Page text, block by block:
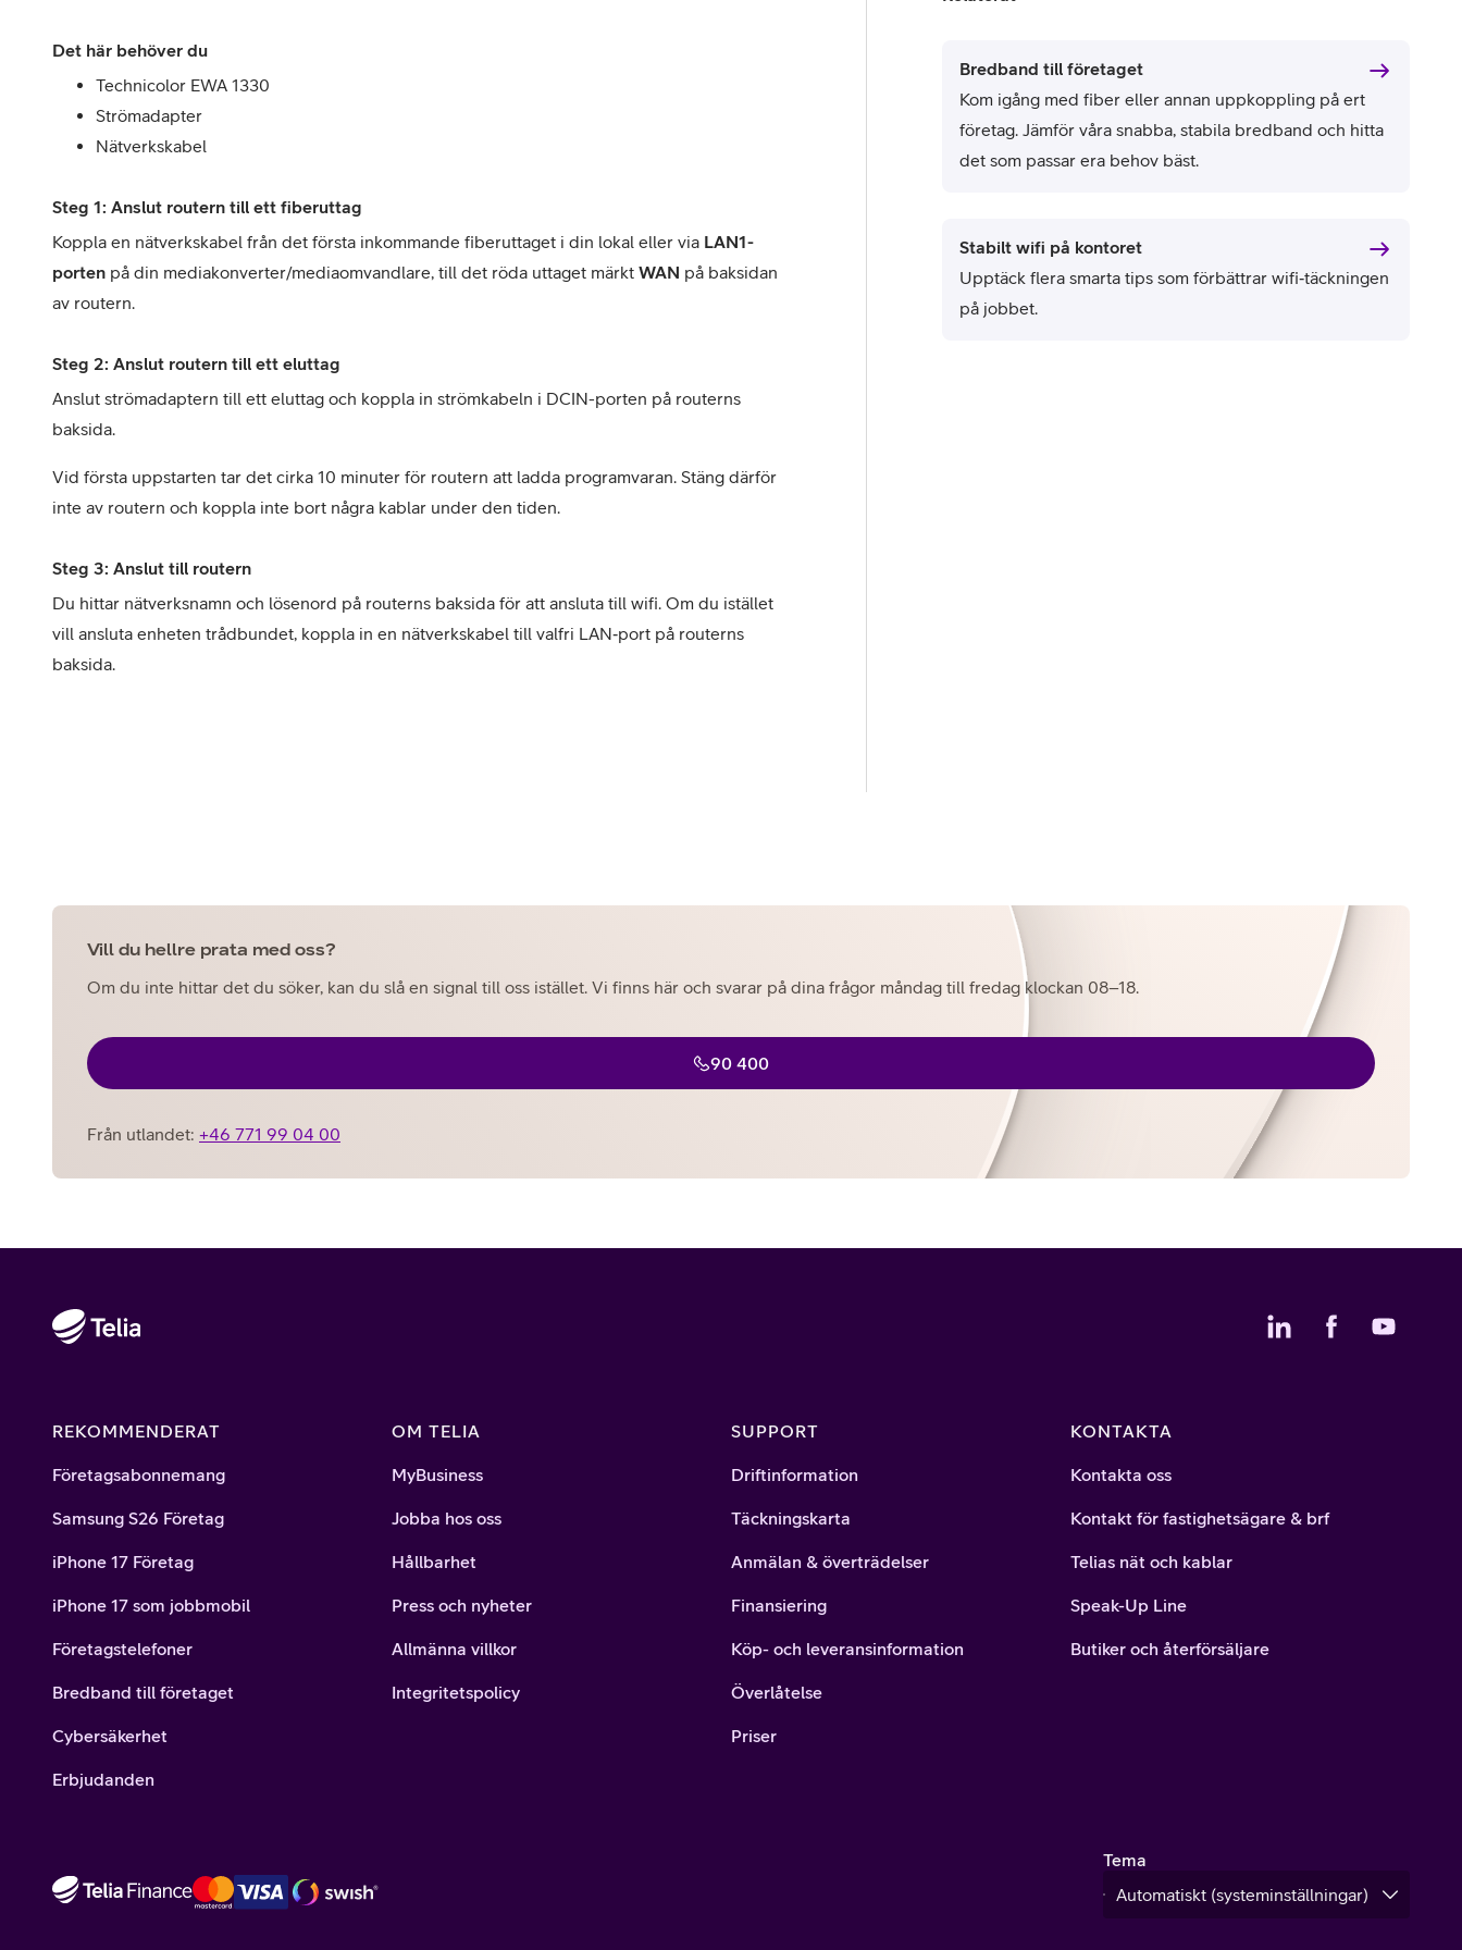
Det här behöver du
Technicolor EWA 1330
Strömadapter
Nätverkskabel
Steg 1: Anslut routern till ett fiberuttag
Koppla en nätverkskabel från det första inkommande fiberuttaget i din lokal eller via LAN1-
porten på din mediakonverter/mediaomvandlare, till det röda uttaget märkt WAN på baksidan
av routern.
Steg 2: Anslut routern till ett eluttag
Anslut strömadaptern till ett eluttag och koppla in strömkabeln i DCIN-porten på routerns
baksida.
Vid första uppstarten tar det cirka 10 minuter för routern att ladda programvaran. Stäng därför
inte av routern och koppla inte bort några kablar under den tiden.
Steg 3: Anslut till routern
Du hittar nätverksnamn och lösenord på routerns baksida för att ansluta till wifi. Om du istället
vill ansluta enheten trådbundet, koppla in en nätverkskabel till valfri LAN‑port på routerns
baksida.
Bredband till företaget
Kom igång med fiber eller annan uppkoppling på ert
företag. Jämför våra snabba, stabila bredband och hitta
det som passar era behov bäst.
Stabilt wifi på kontoret
Upptäck flera smarta tips som förbättrar wifi‑täckningen
på jobbet.
Vill du hellre prata med oss?
Om du inte hittar det du söker, kan du slå en signal till oss istället. Vi finns här och svarar på dina frågor måndag till fredag klockan 08–18.
90 400
Från utlandet: +46 771 99 04 00
REKOMMENDERAT
Företagsabonnemang
Samsung S26 Företag
iPhone 17 Företag
iPhone 17 som jobbmobil
Företagstelefoner
Bredband till företaget
Cybersäkerhet
Erbjudanden
OM TELIA
MyBusiness
Jobba hos oss
Hållbarhet
Press och nyheter
Allmänna villkor
Integritetspolicy
SUPPORT
Driftinformation
Täckningskarta
Anmälan & överträdelser
Finansiering
Köp- och leveransinformation
Överlåtelse
Priser
KONTAKTA
Kontakta oss
Kontakt för fastighetsägare & brf
Telias nät och kablar
Speak-Up Line
Butiker och återförsäljare
Tema